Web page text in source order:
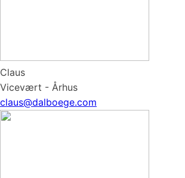
Claus
Vicevært - Århus
claus@dalboege.com